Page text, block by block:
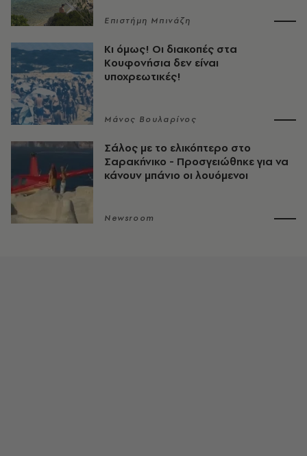
Επιστήμη Μπινάζη
Κι όμως! Οι διακοπές στα
Κουφονήσια δεν είναι
υποχρεωτικές!
Μάνος Βουλαρίνος
Σάλος με το ελικόπτερο στο
Σαρακήνικο - Προσγειώθηκε για να
κάνουν μπάνιο οι λουόμενοι
Newsroom